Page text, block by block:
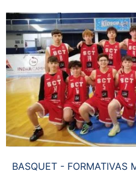
BASQUET - FORMATIVAS